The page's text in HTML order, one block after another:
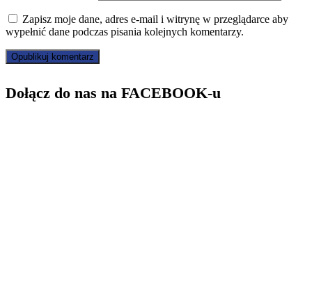
Zapisz moje dane, adres e-mail i witrynę w przeglądarce aby
wypełnić dane podczas pisania kolejnych komentarzy.
Dołącz do nas na FACEBOOK-u